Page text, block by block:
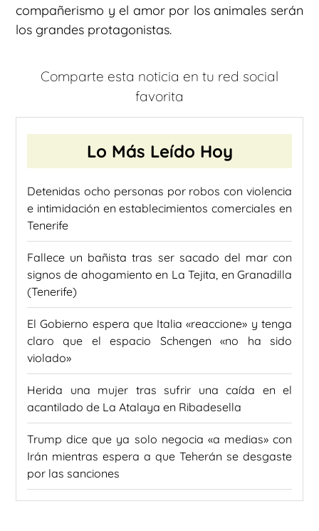
compañerismo y el amor por los animales serán
los grandes protagonistas.
Comparte esta noticia en tu red social
favorita
Lo Más Leído Hoy
Detenidas ocho personas por robos con violencia
e intimidación en establecimientos comerciales en
Tenerife
Fallece un bañista tras ser sacado del mar con
signos de ahogamiento en La Tejita, en Granadilla
(Tenerife)
El Gobierno espera que Italia «reaccione» y tenga
claro que el espacio Schengen «no ha sido
violado»
Herida una mujer tras sufrir una caída en el
acantilado de La Atalaya en Ribadesella
Trump dice que ya solo negocia «a medias» con
Irán mientras espera a que Teherán se desgaste
por las sanciones